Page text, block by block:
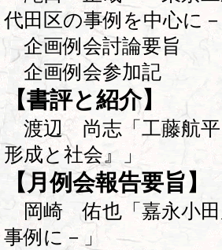
代田区の事例を中心に
企画例会討論要旨
企画例会参加記
【書評と紹介】
渡辺 尚志「工藤航平
形成と社会』」
【月例会報告要旨】
岡崎 佑也「嘉永小田
事例に－」